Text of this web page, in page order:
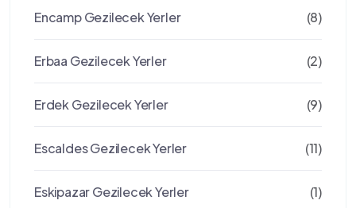
Encamp Gezilecek Yerler (8)
Erbaa Gezilecek Yerler (2)
Erdek Gezilecek Yerler (9)
Escaldes Gezilecek Yerler (11)
Eskipazar Gezilecek Yerler (1)